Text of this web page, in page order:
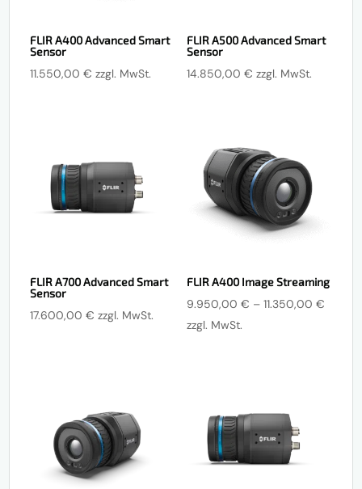
FLIR A400 Advanced Smart
Sensor
11.550,00€ zzgl. MwSt.
FLIR A500 Advanced Smart
Sensor
14.850,00€ zzgl. MwSt.
FLIR A700 Advanced Smart
Sensor
17.600,00€ zzgl. MwSt.
FLIR A400 Image Streaming
9.950,00€ –11.350,00€
zzgl. MwSt.